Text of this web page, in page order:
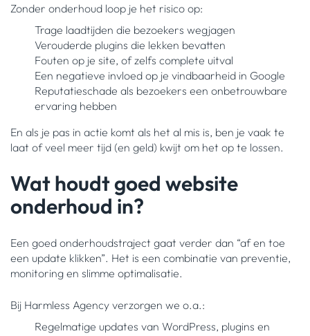
Zonder onderhoud loop je het risico op:
Trage laadtijden die bezoekers wegjagen
Verouderde plugins die lekken bevatten
Fouten op je site, of zelfs complete uitval
Een negatieve invloed op je vindbaarheid in Google
Reputatieschade als bezoekers een onbetrouwbare
ervaring hebben
En als je pas in actie komt als het al mis is, ben je vaak te
laat of veel meer tijd (en geld) kwijt om het op te lossen.
Wat houdt goed website
onderhoud in?
Een goed onderhoudstraject gaat verder dan “af en toe
een update klikken”. Het is een combinatie van preventie,
monitoring en slimme optimalisatie.
Bij Harmless Agency verzorgen we o.a.:
Regelmatige updates van WordPress, plugins en